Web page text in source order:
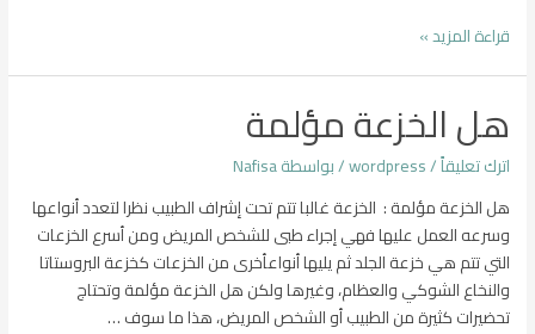
هل
من
سرطان
البروستاتا
قراءة المزيد »
هل الخزعة مؤلمة
اترك تعليقاً/
wordpress/ بواسطةNafisa
هل الخزعة مؤلمة : الخزعة غالبا تتم تحت إشراف الطبيب نظرا لتعدد أنواعها
وسرعه العمل عليها فهي إجراء طبى للشخص المريض ومن أسرع الخزعات
التي تتم هي خزعة الجلد ثم يليها أنواعأخرى من الخزعات كخزعة البروستاتا
والنخاع الشوكي والعظام، وغيرها ولكن هل الخزعة مؤلمة وتحتاج
تحضيرات كثيرة من الطبيب أو الشخص المريض، هذا ما سوف …